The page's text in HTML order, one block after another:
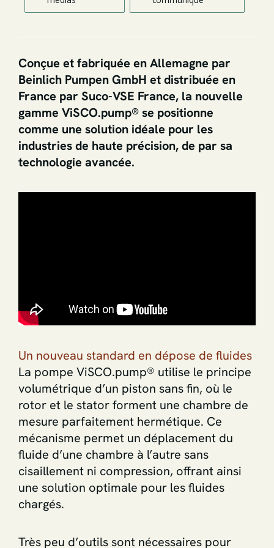
Conçue et fabriquée en Allemagne par
Beinlich Pumpen GmbH et distribuée en
France par Suco-VSE France, la nouvelle
gamme ViSCO.pump® se positionne
comme une solution idéale pour les
industries de haute précision, de par sa
technologie avancée.
Un nouveau standard en dépose de fluides
La pompe ViSCO.pump® utilise le principe
volumétrique d’un piston sans fin, où le
rotor et le stator forment une chambre de
mesure parfaitement hermétique. Ce
mécanisme permet un déplacement du
fluide d’une chambre à l’autre sans
cisaillement ni compression, offrant ainsi
une solution optimale pour les fluides
chargés.
Très peu d’outils sont nécessaires pour